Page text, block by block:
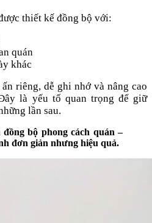
thiết kế đồng bộ với:
quán
khác
riêng, dễ ghi nhớ và nâng cao
là yếu tố quan trọng để giữ
lần sau.
bộ phong cách quán –
đơn giản nhưng hiệu quả.